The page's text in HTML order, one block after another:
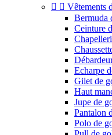
  Vêtements
Bermuda
Ceinture
Echarpe
Gilet de
Haut
Jupe de
Pantalon
Polo de